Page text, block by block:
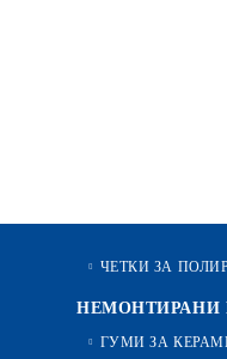
ЧЕТКИ ЗА
НЕМОНТИРАНИ
ГУМИ ЗА